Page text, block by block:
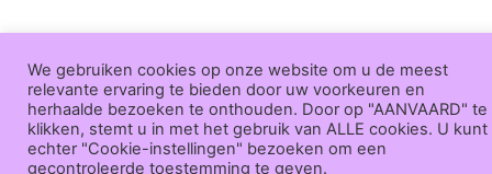
We gebruiken cookies op onze website om u de meest
relevante ervaring te bieden door uw voorkeuren en
herhaalde bezoeken te onthouden. Door op "AANVAARD" te
klikken, stemt u in met het gebruik van ALLE cookies. U kunt
echter "Cookie-instellingen" bezoeken om een
gecontroleerde toestemming te geven.